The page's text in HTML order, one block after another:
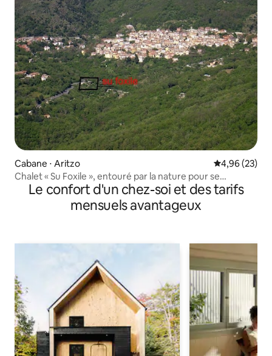
Cabane ⋅ Aritzo Évaluation
4,96 (23)
Chalet « Su Foxile », entouré par la nature pour se
détendre
Le confort d'un chez-soi et des tarifs
mensuels avantageux